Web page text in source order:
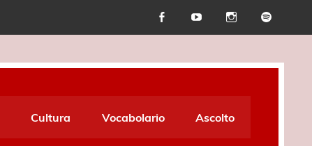
Cultura Vocabolario Ascolto